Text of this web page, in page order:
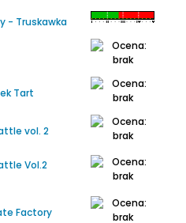
- Truskawka
Tart
vol. 2
Vol.2
Factory